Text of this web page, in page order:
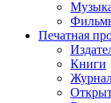
Печатная
Книги